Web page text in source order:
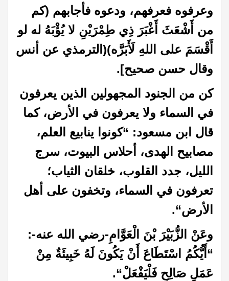
وعرفوه فعرفهم، ودعوه فأجابهم (كم
من أَشْعَثَ أَغْبَرَ ذِي طِمْرَيْنِ لا يُؤْبَهُ له لو
أَقْسَمَ على اللهِ لَأَبَرَّه)(الترمذي عن أنس
وقال حسن صحيح].
كن من الجنود المجهولين الذين يعرفون
في السماء ولا يعرفون في الأرض، كما
قال ابن مسعود: “كونوا ينابيع العلم،
مصابيح الهدى، أحلاس البيوت، سرج
الليل، جدد القلوب، خلقان الثياب؛
تعرفون في السماء، وتخفون على أهل
الأرض“.
وعَنْ الزُّبَيْرَ بْنَ الْعَوَّامِ-رضي الله عنه-:
“أَيُّكُمُ اسْتَطَاعَ أَنْ يَكُونَ لَهُ خَبِيئَةٌ مِنْ
عَمَلٍ صَالِحٍ فَلْيَفْعَلْ“
.